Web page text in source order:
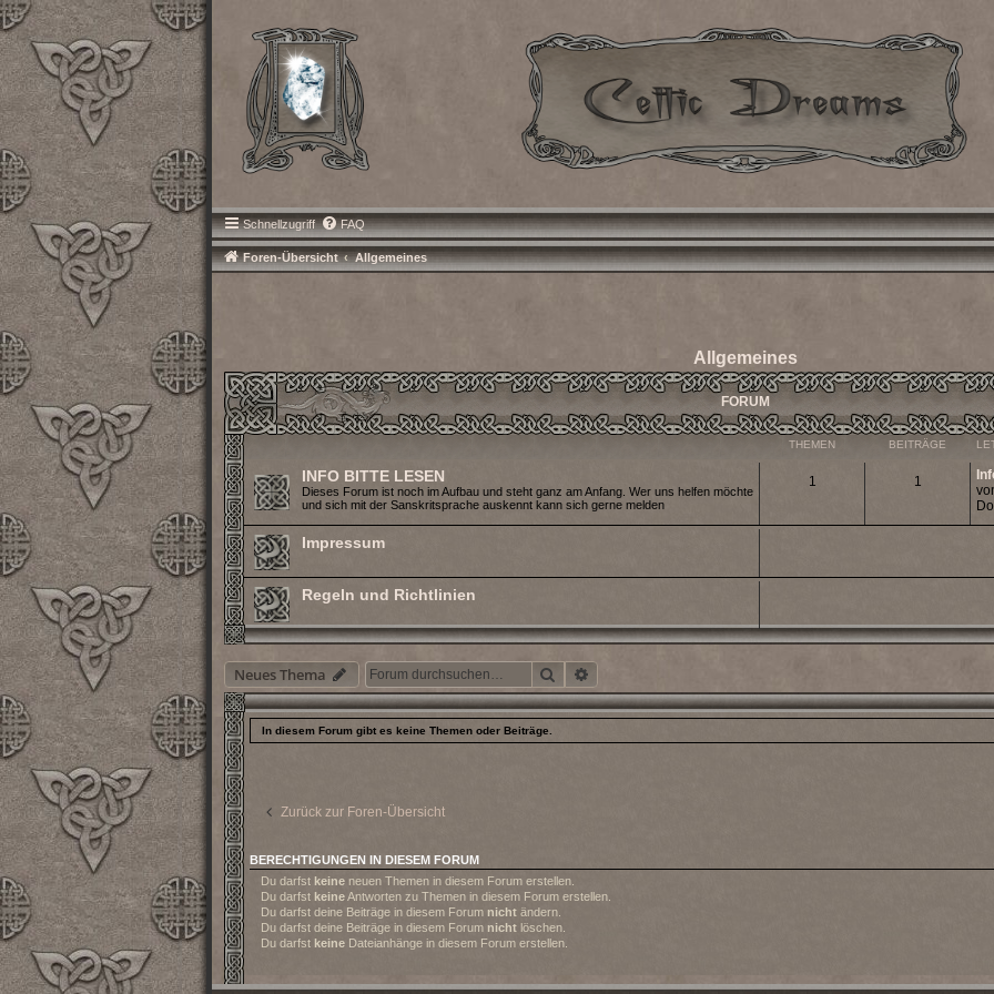
Schnellzugriff FAQ
Foren-Übersicht Allgemeines
Allgemeines
FORUM
THEMEN BEITRÄGE
INFO BITTE LESEN
Dieses Forum ist noch im Aufbau und steht ganz am Anfang. Wer uns helfen möchte
und sich mit der Sanskritsprache auskennt kann sich gerne melden
1 1
Impressum
Regeln und Richtlinien
Neues Thema Suche
In diesem Forum gibt es keine Themen oder Beiträge.
Zurück zur Foren-Übersicht
BERECHTIGUNGEN IN DIESEM FORUM
Du darfst keineneuen Themen in diesem Forum erstellen.
Du darfst keineAntworten zu Themen in diesem Forum erstellen.
Du darfst deine Beiträge in diesem Forum nichtändern.
Du darfst deine Beiträge in diesem Forum nichtlöschen.
Du darfst keineDateianhänge in diesem Forum erstellen.